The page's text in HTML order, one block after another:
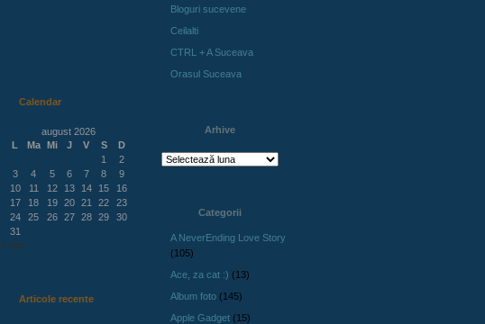
Calendar
august 2026
L
Ma Mi J V S
D
1
2
3
4 5 6 7 8
9
10
11 12 13 14 15
16
17
18 19 20 21 22
23
24
25 26 27 28 29
30
31
« dec.
Articole recente
Bloguri sucevene
Ceilalti
CTRL + A Suceava
Orasul Suceava
Arhive
Categorii
A NeverEnding Love Story
(105)
Ace, za cat :) (13)
Album foto (145)
Apple Gadget (15)